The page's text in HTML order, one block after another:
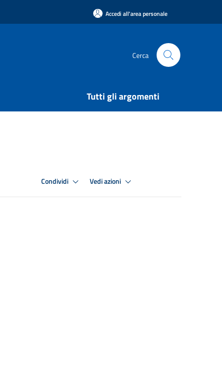
Accedi all'area personale
Cerca
Tutti gli argomenti
Condividi Vedi azioni